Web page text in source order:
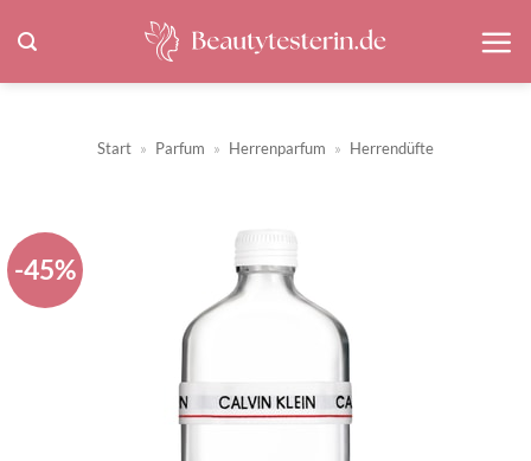
Inhalt
springen
Start » Parfum » Herrenparfum » Herrendüfte
-45%